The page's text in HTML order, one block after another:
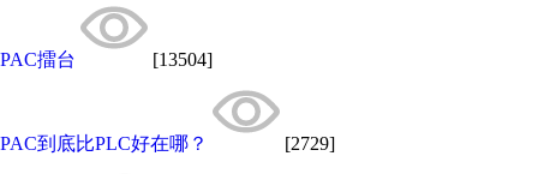
PAC擂台 [13504]
PAC到底比PLC好在哪？ [2729]